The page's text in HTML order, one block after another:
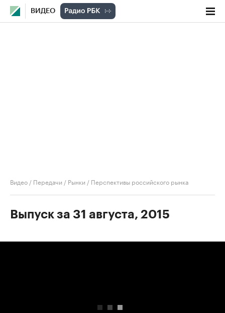
ВИДЕО
Видео / Передачи / Рынки / Перспективы российского рынка
Выпуск за 31 августа, 2015